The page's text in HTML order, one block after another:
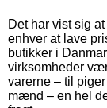
Det har vist sig
enhver at lave
butikker i
virksomheder
varerne – til
mænd – en hel